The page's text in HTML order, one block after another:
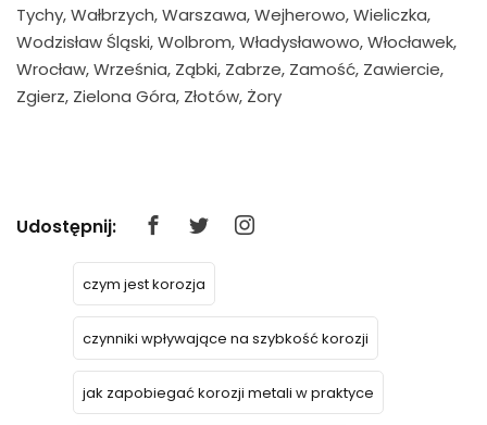
Tychy, Wałbrzych, Warszawa, Wejherowo, Wieliczka,
Wodzisław Śląski, Wolbrom, Władysławowo, Włocławek,
Wrocław, Września, Ząbki, Zabrze, Zamość, Zawiercie,
Zgierz, Zielona Góra, Złotów, Żory
Udostępnij:
czym jest korozja
czynniki wpływające na szybkość korozji
jak zapobiegać korozji metali w praktyce